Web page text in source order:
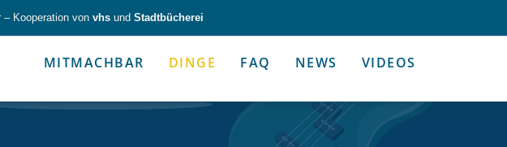
– Kooperation von vhs und Stadtbücherei
MITMACHBAR DINGE
Werkzeug & Alltagshelfer Medien & Kommunikation
FAQ NEWS VIDEOS